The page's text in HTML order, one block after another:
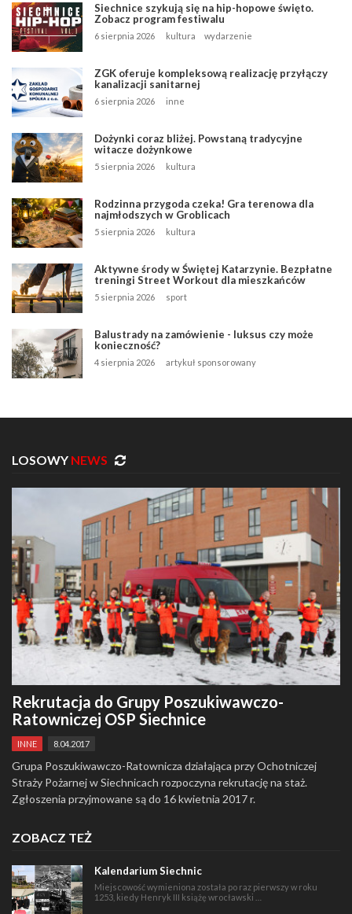
Siechnice szykują się na hip-hopowe święto.
Zobacz program festiwalu
6 sierpnia 2026 kultura wydarzenie
ZGK oferuje kompleksową realizację przyłączy
kanalizacji sanitarnej
6 sierpnia 2026 inne
Dożynki coraz bliżej. Powstaną tradycyjne
witacze dożynkowe
5 sierpnia 2026 kultura
Rodzinna przygoda czeka! Gra terenowa dla
najmłodszych w Groblicach
5 sierpnia 2026 kultura
Aktywne środy w Świętej Katarzynie. Bezpłatne
treningi Street Workout dla mieszkańców
5 sierpnia 2026 sport
Balustrady na zamówienie - luksus czy może
konieczność?
4 sierpnia 2026 artykuł sponsorowany
LOSOWY NEWS
Rekrutacja do Grupy Poszukiwawczo-
Ratowniczej OSP Siechnice
INNE 8.04.2017
Grupa Poszukiwawczo-Ratownicza działająca przy Ochotniczej
Straży Pożarnej w Siechnicach rozpoczyna rekrutację na staż.
Zgłoszenia przyjmowane są do 16 kwietnia 2017 r.
ZOBACZ TEŻ
Kalendarium Siechnic
Miejscowość wymieniona została po raz pierwszy w roku
1253, kiedy Henryk III książę wrocławski …